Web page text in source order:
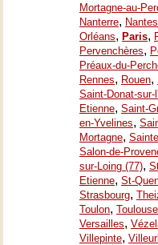
Mortagne-au-
Nanterre, Nantes
Orléans, Paris,
Pervenchères,
Préaux-du-
Rennes, Rouen,
Saint-Donat-sur-
Etienne, Saint-
en-Yvelines,
Mortagne,
Salon-de-
sur-Loing (77),
Etienne, St-
Strasbourg,
Toulon, Toulouse
Versailles,
Villepinte,